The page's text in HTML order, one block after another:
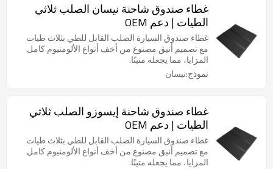
غطاء صندوق شاحنة نيسان الصلب ثلاثي
الطيات | دعم OEM
غطاء صندوق السيارة الصلب القابل للطي بثلاث طيات
مع تصميم أنيق مصنوع من أخف أنواع الألومنيوم كامل
المزايا، مما يجعله متينًا.
نموذج:نيسان
غطاء صندوق شاحنة إيسوزو الصلب ثلاثي
الطيات | دعم OEM
غطاء صندوق السيارة الصلب القابل للطي بثلاث طيات
مع تصميم أنيق مصنوع من أخف أنواع الألومنيوم كامل
المزايا، مما يجعله متينًا.